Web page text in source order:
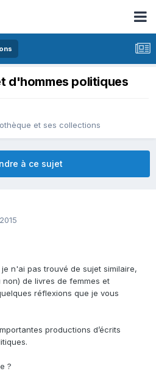
d'hommes politiques
et ses collections
à ce sujet
n'ai pas trouvé de sujet similaire,
de livres de femmes et
réflexions que je vous
productions d’écrits
?